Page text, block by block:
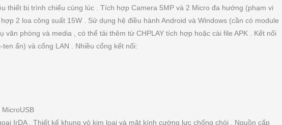
thiết bị trình chiếu cùng lúc . Tích hợp Camera 5MP và 2 Micro đa hướng (phạm vi
2 loa công suất 15W . Sử dụng hệ điều hành Android và Windows (cần có module
văn phòng và media , có thể tải thêm từ CHPLAY tích hợp hoặc cài file APK . Kết nối
ẩn) và cổng LAN . Nhiều cổng kết nối:
IrDA . Thiết kế khung vỏ kim loại và mặt kính cường lực chống chói . Nguồn cấp